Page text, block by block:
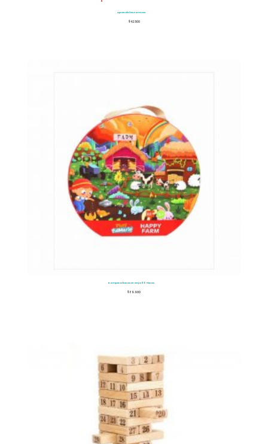
Aprende las Formas
$42.500
Rompecabezas Granja 80 Piezas
$89.900